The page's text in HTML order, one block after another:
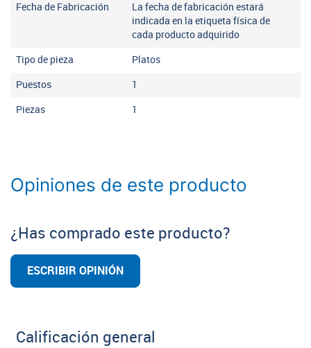
Fecha de Fabricación
La fecha de fabricación estará
indicada en la etiqueta física de
cada producto adquirido
Tipo de pieza Platos
Puestos 1
Piezas 1
Opiniones de este producto
¿Has comprado este producto?
ESCRIBIR OPINIÓN
Calificación general